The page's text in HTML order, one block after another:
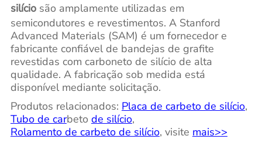
silíciosão amplamente utilizadas em
semicondutores e revestimentos. A Stanford
Advanced Materials (SAM) é um fornecedor e
fabricante confiável de bandejas de grafite
revestidas com carboneto de silício de alta
qualidade. A fabricação sob medida está
disponível mediante solicitação.
Produtos relacionados: Placa de carbeto de silício,
Tubo de carbeto de silício,
Rolamento de carbeto de silício, visite mais>>